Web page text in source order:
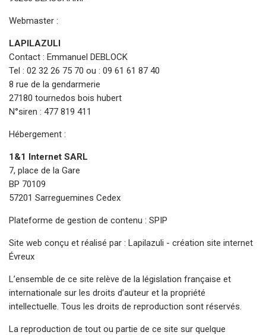
Webmaster :
LAPILAZULI
Contact : Emmanuel DEBLOCK
Tel : 02 32 26 75 70 ou : 09 61 61 87 40
8 rue de la gendarmerie
27180 tournedos bois hubert
N°siren : 477 819 411
Hébergement :
1&1 Internet SARL
7, place de la Gare
BP 70109
57201 Sarreguemines Cedex
Plateforme de gestion de contenu : SPIP
Site web conçu et réalisé par : Lapilazuli - création site internet
Évreux
L’ensemble de ce site relève de la législation française et
internationale sur les droits d’auteur et la propriété
intellectuelle. Tous les droits de reproduction sont réservés.
La reproduction de tout ou partie de ce site sur quelque